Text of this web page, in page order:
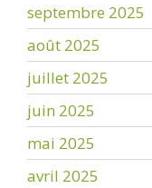
septembre 2025
août 2025
juillet 2025
juin 2025
mai 2025
avril 2025